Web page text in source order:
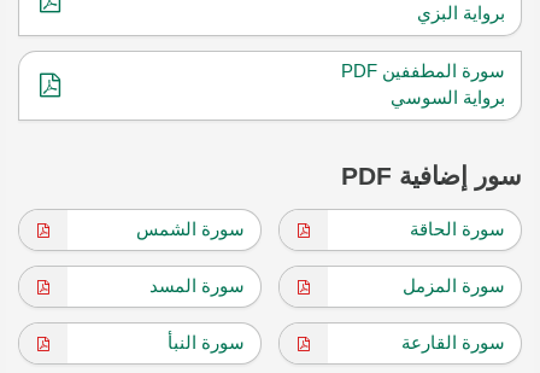
برواية البزي
سورة المطففين PDF
برواية السوسي
سور إضافية PDF
سورة الحاقة سورة الشمس
سورة المزمل سورة المسد
سورة القارعة سورة النبأ